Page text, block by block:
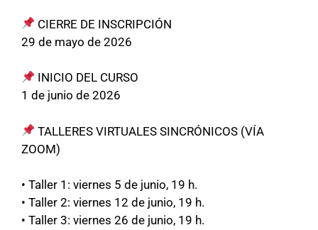
CIERRE DE INSCRIPCIÓN
29 de mayo de 2026
INICIO DEL CURSO
1 de junio de 2026
TALLERES VIRTUALES SINCRÓNICOS (VÍA
ZOOM)
• Taller 1: viernes 5 de junio, 19 h.
• Taller 2: viernes 12 de junio, 19 h.
• Taller 3: viernes 26 de junio, 19 h.